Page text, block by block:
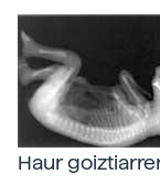
Haur